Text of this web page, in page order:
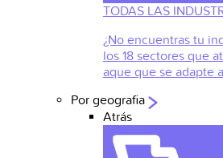
TODAS LAS
¿No encuentras tu
los 18 sectores que
aque que se adapte
Por geografia
Atrás